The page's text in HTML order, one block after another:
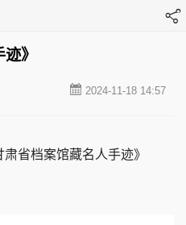
》
2024-11-18 14:57
省档案馆藏名人手迹》